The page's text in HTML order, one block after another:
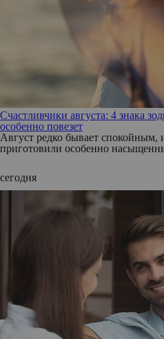
Счастливчики августа: 4 знака
особенно повезет
Август редко бывает спокойным,
приготовили особенно
сегодня